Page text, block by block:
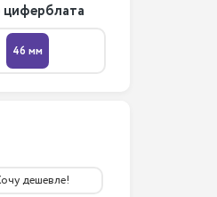
циферблата
46 мм
дешевле!